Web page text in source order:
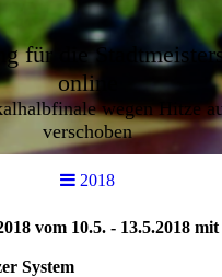
für die
online
wegen Hitze
verschoben
2018
vom 10.5. - 13.5.2018 mit
System